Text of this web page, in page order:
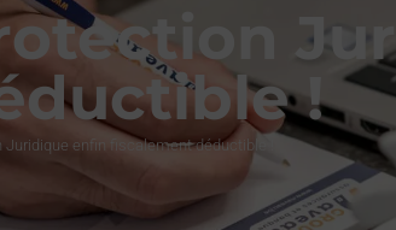
!
Juridique enfin fiscalement déductible !